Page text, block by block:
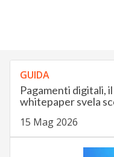
GUIDA
Pagamenti digitali,
whitepaper svela
15 Mag 2026